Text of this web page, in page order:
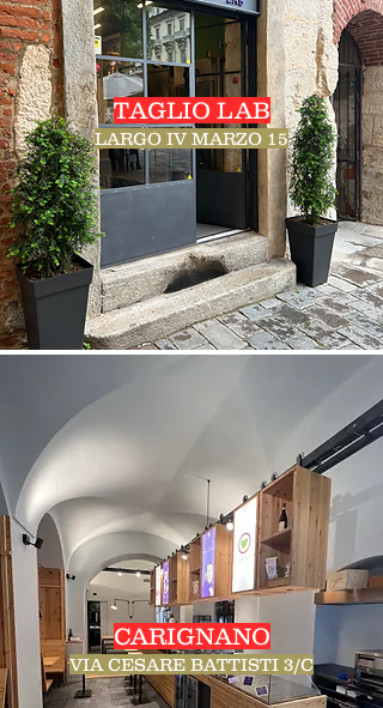
TAGLIO LAB
LARGO IV MARZO 15
CARIGNANO
VIA CESARE BATTISTI 3/C